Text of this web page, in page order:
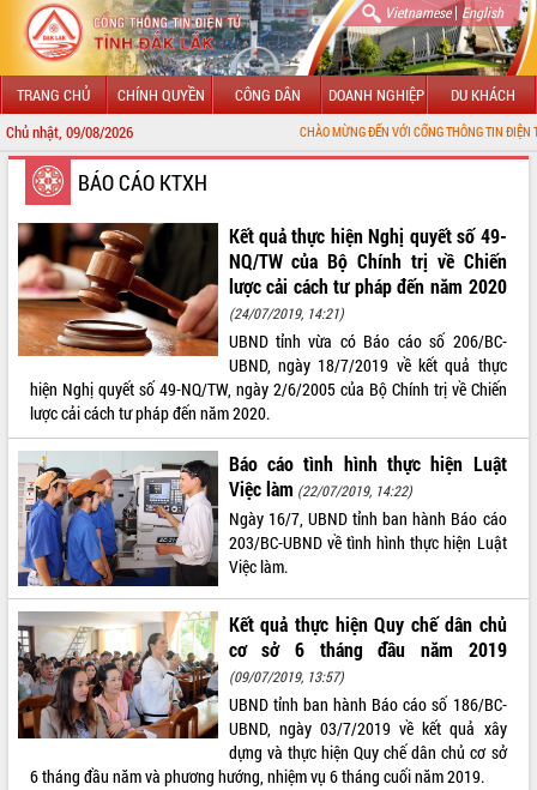
Vietnamese| English
TRANG CHỦ CHÍNH QUYỀN CÔNG DÂN DOANH NGHIỆP DU KHÁCH
Chủ nhật, 09/08/2026 CHÀO MỪNG ĐẾN VỚI CỔNG THÔNG TIN ĐIỆN TỬ TỈNH ĐẮK
GIỚI THIỆU
LÃNH ĐẠO UBND TỈNH
TIN TỨC SỰ KIỆN
SỞ, BAN, NGÀNH
THÔNG TIN CHỈ ĐẠO ĐIỀU HÀNH
HỆ THỐNG VĂN BẢN
VĂN BẢN HĐND TỈNH
ĐIỂM TIN VĂN BẢN
QUY HOẠCH - KẾ HOẠCH
BÁO CÁO KTXH
Kết quả thực hiện Nghị quyết số 49-
NQ/TW của Bộ Chính trị về Chiến
lược cải cách tư pháp đến năm 2020
(24/07/2019, 14:21)
UBND tỉnh vừa có Báo cáo số 206/BC-
UBND, ngày 18/7/2019 về kết quả thực
hiện Nghị quyết số 49-NQ/TW, ngày 2/6/2005 của Bộ Chính trị về Chiến
lược cải cách tư pháp đến năm 2020.
Báo cáo tình hình thực hiện Luật
Việc làm (22/07/2019, 14:22)
Ngày 16/7, UBND tỉnh ban hành Báo cáo
203/BC-UBND về tình hình thực hiện Luật
Việc làm.
Kết quả thực hiện Quy chế dân chủ
cơ sở 6 tháng đầu năm 2019
(09/07/2019, 13:57)
UBND tỉnh ban hành Báo cáo số 186/BC-
UBND, ngày 03/7/2019 về kết quả xây
dựng và thực hiện Quy chế dân chủ cơ sở
6 tháng đầu năm và phương hướng, nhiệm vụ 6 tháng cuối năm 2019.